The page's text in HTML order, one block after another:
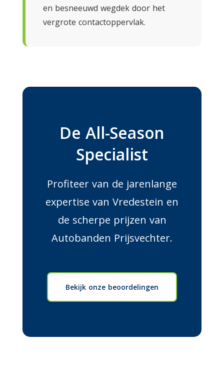
en besneeuwd wegdek door het
vergrote contactoppervlak.
De All-Season
Specialist
Profiteer van de jarenlange
expertise van Vredestein en
de scherpe prijzen van
Autobanden Prijsvechter.
Bekijk onze beoordelingen